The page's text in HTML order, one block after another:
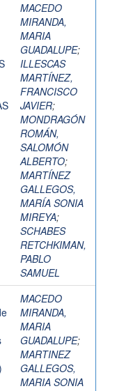
MACEDO
MIRANDA,
MARIA
GUADALUPE;
ILLESCAS
MARTÍNEZ,
FRANCISCO
JAVIER;
MONDRAGÓN
ROMÁN,
SALOMÓN
ALBERTO;
MARTÍNEZ
GALLEGOS,
MARÍA SONIA
MIREYA;
SCHABES
RETCHKIMAN,
PABLO
SAMUEL
MACEDO
MIRANDA,
MARIA
GUADALUPE;
MARTINEZ
GALLEGOS,
MARIA SONIA